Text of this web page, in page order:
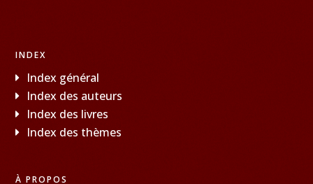
INDEX
Index général
Index des auteurs
Index des livres
Index des thèmes
À PROPOS